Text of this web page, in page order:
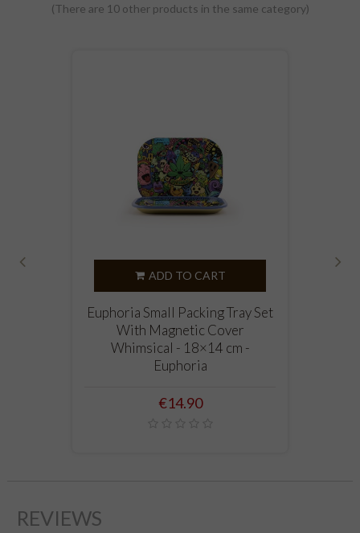
(There are 10 other products in the same category)
ADD TO CART
Euphoria Small Packing Tray Set
With Magnetic Cover
Whimsical - 18×14 cm -
Euphoria
Price
€14.90
REVIEWS